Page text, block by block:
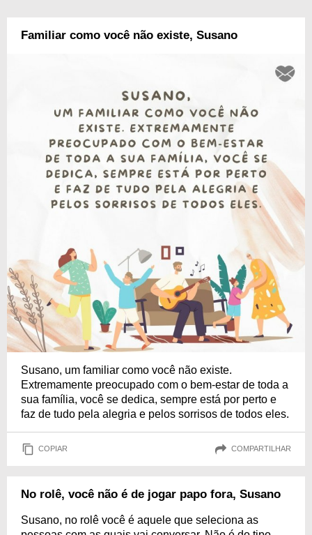
Familiar como você não existe, Susano
Susano, um familiar como você não existe.
Extremamente preocupado com o bem-estar de toda a
sua família, você se dedica, sempre está por perto e
faz de tudo pela alegria e pelos sorrisos de todos eles.
COPIAR COMPARTILHAR
No rolê, você não é de jogar papo fora, Susano
Susano, no rolê você é aquele que seleciona as